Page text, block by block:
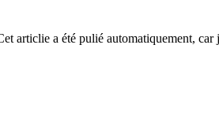
a été pulié automatiquement, car